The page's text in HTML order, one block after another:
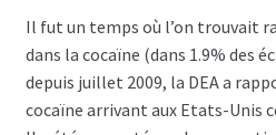
Il fut un temps où l’on trouvait
dans la cocaïne (dans 1.9% des
depuis juillet 2009, la DEA a
cocaïne arrivant aux Etats-Unis